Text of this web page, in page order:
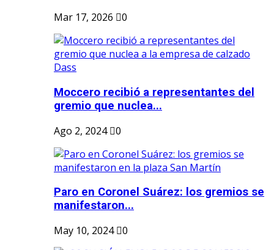
Mar 17, 2026
0
Moccero recibió a representantes del
gremio que nuclea...
Ago 2, 2024
0
Paro en Coronel Suárez: los gremios se
manifestaron...
May 10, 2024
0